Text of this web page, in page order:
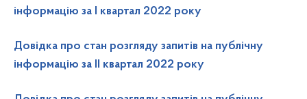
інформацію за І квартал 2022 року
Довідка про стан розгляду запитів на публічну
інформацію за ІІ квартал 2022 року